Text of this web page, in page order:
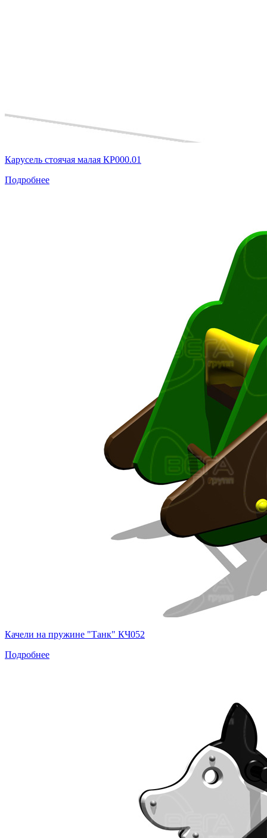
Карусель стоячая малая КР000.01
Подробнее
Качели на пружине "Танк" КЧ052
Подробнее